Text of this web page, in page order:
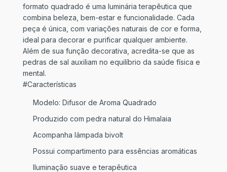
formato quadrado é uma luminária terapêutica que
combina beleza, bem-estar e funcionalidade. Cada
peça é única, com variações naturais de cor e forma,
ideal para decorar e purificar qualquer ambiente.
Além de sua função decorativa, acredita-se que as
pedras de sal auxiliam no equilíbrio da saúde física e
mental.
#Características
Modelo: Difusor de Aroma Quadrado
Produzido com pedra natural do Himalaia
Acompanha lâmpada bivolt
Possui compartimento para essências aromáticas
Iluminação suave e terapêutica